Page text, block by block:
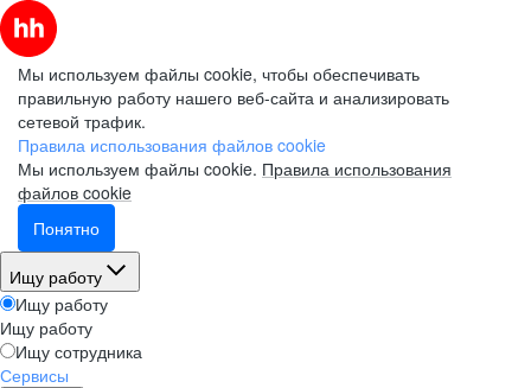
Мы используем файлы cookie, чтобы обеспечивать
правильную работу нашего веб-сайта и анализировать
сетевой трафик.
Правила использования файлов cookie
Мы используем файлы cookie. Правила использования
файлов cookie
Понятно
Ищу работу
Ищу работу
Ищу работу
Ищу сотрудника
Сервисы